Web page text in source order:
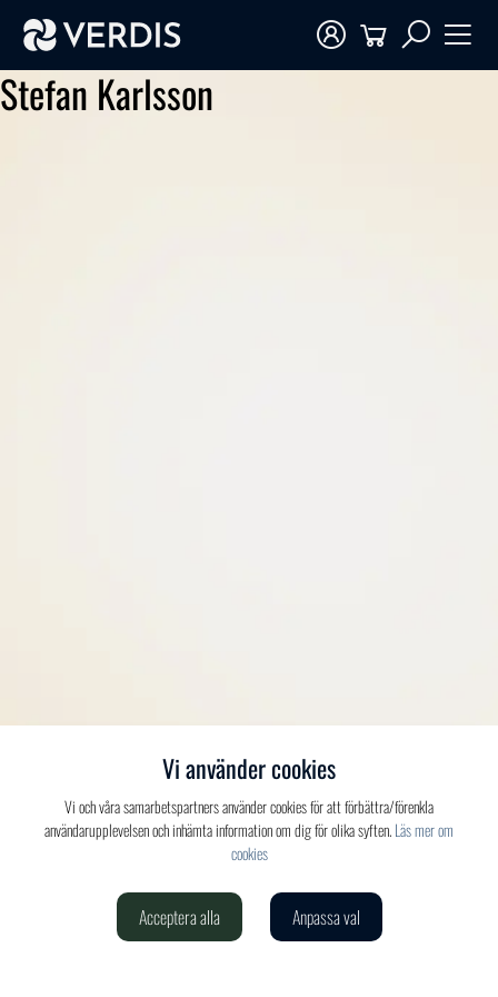
Stefan Karlsson
020-150 520
Vi använder cookies
Vi och våra samarbetspartners använder cookies för att förbättra/förenkla
användarupplevelsen och inhämta information om dig för olika syften.Läs mer om
cookies
Acceptera alla Anpassa val